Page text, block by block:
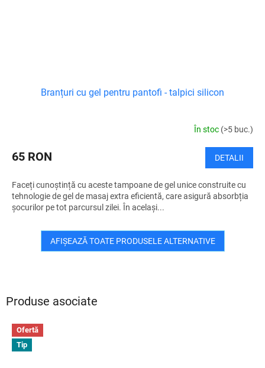
Produse asociate
Ofertă
Tip
Branțuri cu gel pentru pantofi - talpici silicon
În stoc (>5 buc.)
65 RON DETALII
Faceți cunoștință cu aceste tampoane de gel unice construite cu
tehnologie de gel de masaj extra eficientă, care asigură absorbția
șocurilor pe tot parcursul zilei. În același...
AFIŞEAZĂ TOATE PRODUSELE ALTERNATIVE